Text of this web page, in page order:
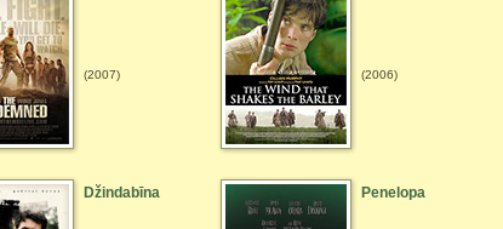
(2007) (2006)
Džindabīna Penelopa